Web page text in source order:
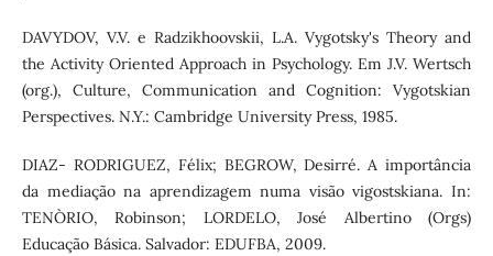
DAVYDOV, V.V. e Radzikhoovskii, L.A. Vygotsky's Theory and
the Activity Oriented Approach in Psychology. Em J.V. Wertsch
(org.), Culture, Communication and Cognition: Vygotskian
Perspectives. N.Y.: Cambridge University Press, 1985.
DIAZ- RODRIGUEZ, Félix; BEGROW, Desirré. A importância
da mediação na aprendizagem numa visão vigostskiana. In:
TENÒRIO, Robinson; LORDELO, José Albertino (Orgs)
Educação Básica. Salvador: EDUFBA, 2009.